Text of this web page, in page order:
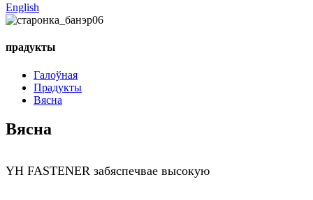
English
прадукты
Галоўная
Прадукты
Вясна
Вясна
YH FASTENER забяспечвае высокую